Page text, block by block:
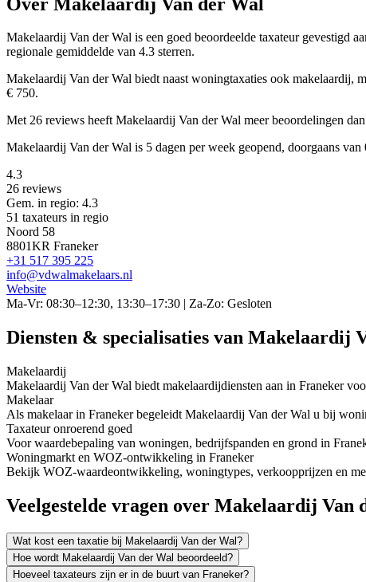
Makelaardij Van der Wal is een goed beoordeelde taxateur gevestigd
regionale gemiddelde van 4.3 sterren.
Makelaardij Van der Wal biedt naast woningtaxaties ook makelaardij,
€ 750.
Met 26 reviews heeft Makelaardij Van der Wal meer beoordelingen
Makelaardij Van der Wal is 5 dagen per week geopend, doorgaans
4.3
26 reviews
Gem. in regio: 4.3
51 taxateurs in regio
Noord 58
8801KR Franeker
+31 517 395 225
info@vdwalmakelaars.nl
Website
Ma-Vr: 08:30–12:30, 13:30–17:30 | Za-Zo: Gesloten
Diensten & specialisaties van Makelaardij
Makelaardij
Makelaardij Van der Wal biedt makelaardijdiensten aan in Franeker
Makelaar
Als makelaar in Franeker begeleidt Makelaardij Van der Wal u bij
Taxateur onroerend goed
Voor waardebepaling van woningen, bedrijfspanden en grond in
Woningmarkt en WOZ-ontwikkeling in Franeker
Bekijk WOZ-waardeontwikkeling, woningtypes, verkoopprijzen en
Veelgestelde vragen over Makelaardij Van
Wat kost een taxatie bij Makelaardij Van der Wal?
Hoe wordt Makelaardij Van der Wal beoordeeld?
Hoeveel taxateurs zijn er in de buurt van Franeker?